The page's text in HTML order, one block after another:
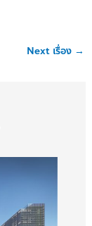
Next เรื่อง →